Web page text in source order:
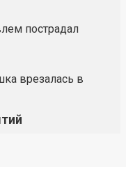
пострадал
врезалась в